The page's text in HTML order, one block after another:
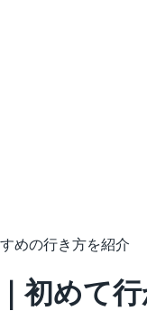
めの行き方を紹介
初めて